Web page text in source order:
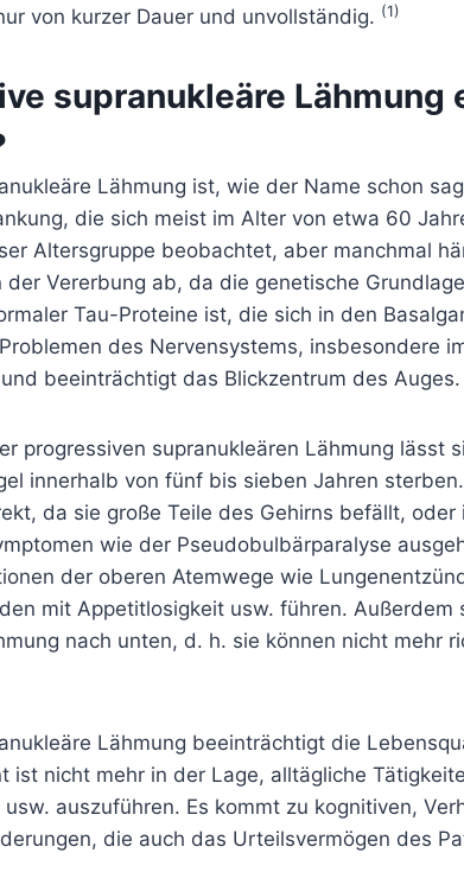
von kurzer Dauer und unvollständig. (1)
supranukleäre Lähmung
Lähmung ist, wie der Name schon
die sich meist im Alter von etwa 60
Altersgruppe beobachtet, aber manchmal
der Vererbung ab, da die genetische
Tau-Proteine ​​ist, die sich in den
des Nervensystems, insbesondere
beeinträchtigt das Blickzentrum des Auges.
progressiven supranukleären Lähmung lässt
innerhalb von fünf bis sieben Jahren
da sie große Teile des Gehirns befällt,
wie der Pseudobulbärparalyse
der oberen Atemwege wie
mit Appetitlosigkeit usw. führen. Außerdem
nach unten, d. h. sie können nicht mehr
Lähmung beeinträchtigt die
ist nicht mehr in der Lage, alltägliche
auszuführen. Es kommt zu kognitiven,
die auch das Urteilsvermögen des